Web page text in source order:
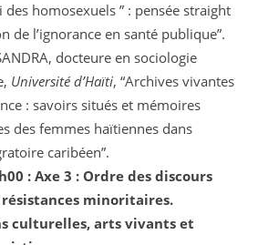
homosexuels ” : pensée straight
de l’ignorance en santé publique”.
docteure en sociologie
Université d’Haïti, “Archives vivantes
: savoirs situés et mémoires
des femmes haïtiennes dans
caribéen”.
: Axe 3 : Ordre des discours
minoritaires.
culturelles, arts vivants et